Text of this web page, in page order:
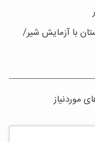
با آزمایش شیر/
موردنیاز